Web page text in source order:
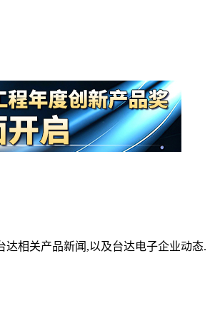
相关产品新闻,以及台达电子企业动态.